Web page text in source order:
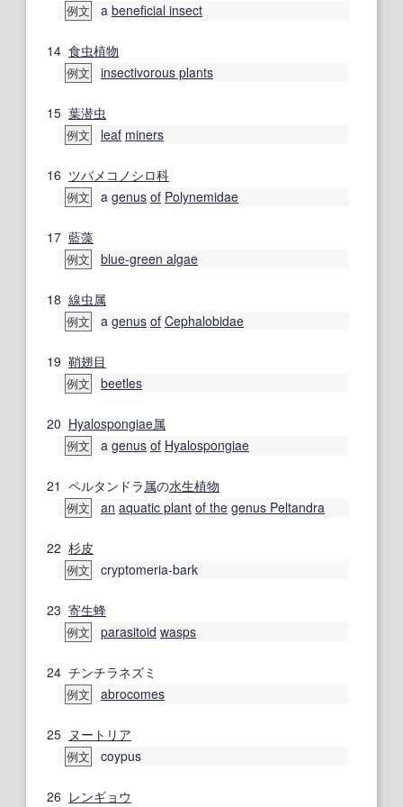
例文 a beneficial insect
14 食虫植物
例文 insectivorous plants
15 葉潜虫
例文 leaf miners
16 ツバメコノシロ科
例文 a genus of Polynemidae
17 藍藻
例文 blue-green algae
18 線虫属
例文 a genus of Cephalobidae
19 鞘翅目
例文 beetles
20 Hyalospongiae属
例文 a genus of Hyalospongiae
21 ペルタンドラ 属の水生植物
例文 an aquatic plant of the genus Peltandra
22 杉皮
例文 cryptomeria-bark
23 寄生蜂
例文 parasitoid wasps
24 チンチラネズミ
例文 abrocomes
25 ヌートリア
例文 coypus
26 レンギョウ